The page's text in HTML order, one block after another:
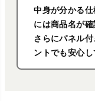
中身が分かる
には商品名が確
さらにパネル
ントでも安心し